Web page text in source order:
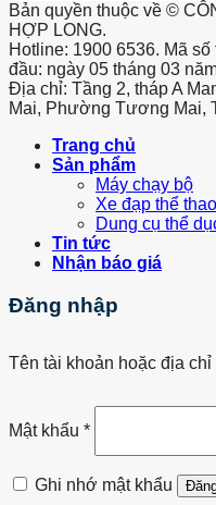
Bản quyền thuộc về ©
HỢP LONG.
Hotline: 1900 6536. Mã
đầu: ngày 05 tháng 03
Địa chỉ: Tầng 2, tháp A
Mai, Phường Tương Mai,
Trang chủ
Sản phẩm
Máy chạy bộ
Xe đạp thể thao
Dung cụ thể
Tin tức
Nhận báo giá
Đăng nhập
Tên tài khoản hoặc địa chỉ
Mật khẩu *
Ghi nhớ mật khẩu